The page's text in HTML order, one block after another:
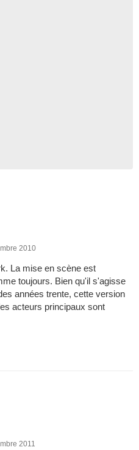
2010
La mise en scène est
toujours. Bien qu'il s'agisse
années trente, cette version
acteurs principaux sont
2011